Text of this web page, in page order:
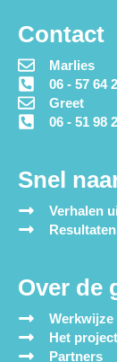
Contact
Marlies
06 - 57 64
Greet
06 - 51 98
Snel
Verhalen
Resultaten
Over de
Werkwijze
Het
Partners